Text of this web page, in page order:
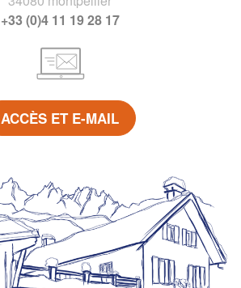
+33 (0)4 11 19 28 17
ACCÈS ET E-MAIL